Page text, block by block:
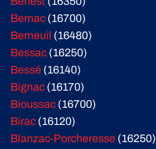
Bernac (16700)
Berneuil (16480)
Bessac (16250)
Bessé (16140)
Bignac (16170)
Bioussac (16700)
Birac (16120)
Blanzac-Porcheresse (16250)